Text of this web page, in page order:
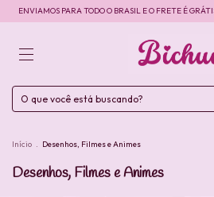
ENVIAMOS PARA TODO O BRASIL E O FRETE É
Início . Desenhos, Filmes e Animes
Desenhos, Filmes e Animes